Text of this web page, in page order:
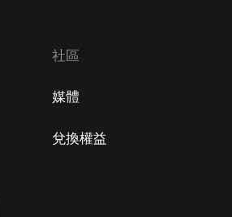
社區
媒體
兌換權益